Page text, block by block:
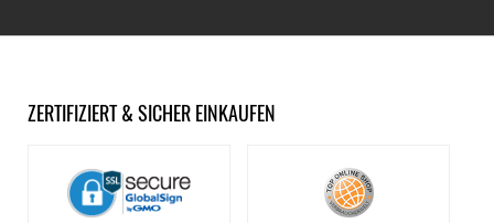
ZERTIFIZIERT & SICHER EINKAUFEN